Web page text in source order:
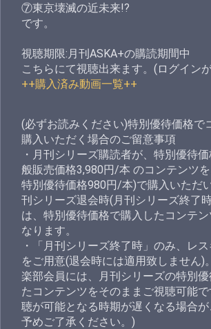
⑦東京壊滅の近未来!?
です。
視聴期限:月刊ASKA+の購読期間中
こちらにて視聴出来ます。(ログイン
++購入済み動画一覧++
(必ずお読みください)特別優待価格で
購入いただく場合のご留意事項
・月刊シリーズ購読者が、特別優待
般販売価格3,980円/本 のコンテンツ
特別優待価格980円/本)で購入いただ
刊シリーズ退会時(月刊シリーズ終了
は、特別優待価格で購入したコンテ
なります。
・「月刊シリーズ終了時」のみ、レ
をご用意(退会時には適用致しません)
楽部会員には、月刊シリーズの特別
たコンテンツをそのままご視聴可能
聴が可能となる時期が遅くなる場合
予めご了承ください。)